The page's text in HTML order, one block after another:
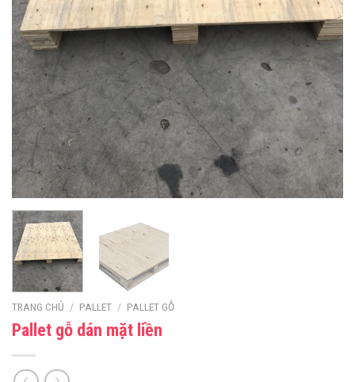
TRANG CHỦ / PALLET / PALLET GỖ
Pallet gỗ dán mặt liền